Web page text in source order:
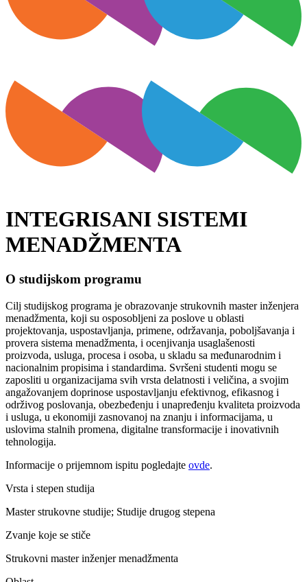
INTEGRISANI SISTEMI
MENADŽMENTA
O studijskom programu
Cilj studijskog programa je obrazovanje strukovnih master inženjera
menadžmenta, koji su osposobljeni za poslove u oblasti
projektovanja, uspostavljanja, primene, održavanja, poboljšavanja i
provera sistema menadžmenta, i ocenjivanja usaglašenosti
proizvoda, usluga, procesa i osoba, u skladu sa međunarodnim i
nacionalnim propisima i standardima. Svršeni studenti mogu se
zaposliti u organizacijama svih vrsta delatnosti i veličina, a svojim
angažovanjem doprinose uspostavljanju efektivnog, efikasnog i
održivog poslovanja, obezbeđenju i unapređenju kvaliteta proizvoda
i usluga, u ekonomiji zasnovanoj na znanju i informacijama, u
uslovima stalnih promena, digitalne transformacije i inovativnih
tehnologija.
Informacije o prijemnom ispitu pogledajte ovde.
Vrsta i stepen studija
Master strukovne studije; Studije drugog stepena
Zvanje koje se stiče
Strukovni master inženjer menadžmenta